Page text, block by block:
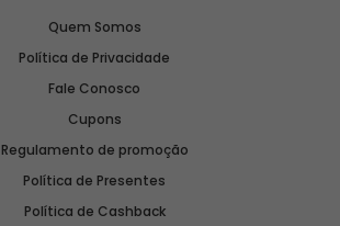
Quem Somos
Política de Privacidade
Fale Conosco
Cupons
Regulamento de promoção
Política de Presentes
Política de Cashback